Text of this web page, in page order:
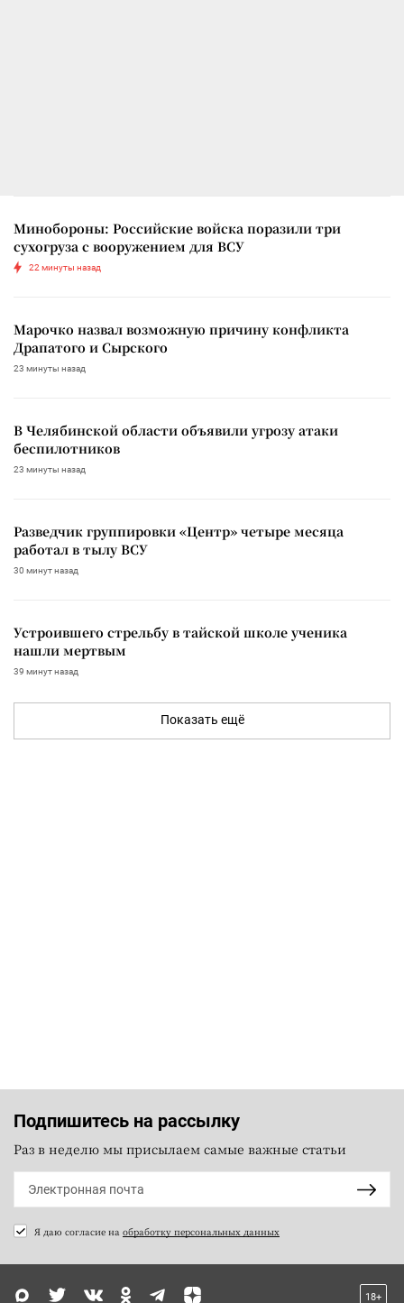
Минобороны: Российские войска поразили три
сухогруза с вооружением для ВСУ
22 минуты назад
Марочко назвал возможную причину конфликта
Драпатого и Сырского
23 минуты назад
В Челябинской области объявили угрозу атаки
беспилотников
23 минуты назад
Разведчик группировки «Центр» четыре месяца
работал в тылу ВСУ
30 минут назад
Устроившего стрельбу в тайской школе ученика
нашли мертвым
39 минут назад
Показать ещё
Подпишитесь на рассылку
Раз в неделю мы присылаем самые важные статьи
Я даю согласие на обработку персональных данных
18+